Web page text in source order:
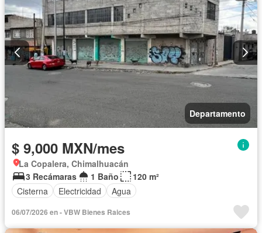
Departamento
$ 9,000 MXN/mes
La Copalera, Chimalhuacán
3 Recámaras
1 Baño
120 m²
Cisterna
Electricidad Agua
06/07/2026 en - VBW Bienes Raices